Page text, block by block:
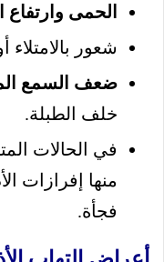
الحمى وارتفاع
شعور
ضعف السمع
خلف الطبلة.
في الحالات
منها إفرازات
فجأة.